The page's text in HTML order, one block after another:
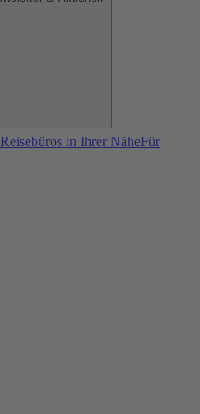
Reisebüros in Ihrer NäheFür